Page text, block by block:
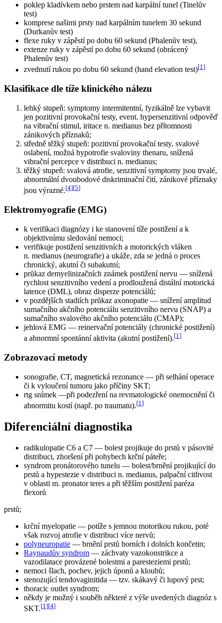
poklep kladívkem nebo prstem nad karpální tunel (Tinelův
test)
komprese našimi prsty nad karpálním tunelem 30 sekund
(Durkanův test)
flexe ruky v zápěstí po dobu 60 sekund (Phalenův test),
extenze ruky v zápěstí po dobu 60 sekund (obrácený
Phalenův test)
zvednutí rukou po dobu 60 sekund (hand elevation test)[1]
Klasifikace dle tíže klinického nálezu
lehký stupeň: symptomy intermitentní, fyzikálně lze vybavit
jen pozitivní provokační testy, event. hypersenzitivní odpověď
na vibrační stimul, iritace n. medianus bez přítomnosti
zánikových příznaků;
středně těžký stupeň: pozitivní provokační testy, svalové
oslabení, možná hypotrofie svaloviny thenaru, snížená
vibrační percepce v distribuci n. medianus;
těžký stupeň: svalová atrofie, senzitivní symptomy jsou trvalé,
abnormální dvoubodové diskriminační čití, zánikové příznaky
jsou výrazné.[4][5]
Elektromyografie (EMG)
k verifikaci diagnózy i ke stanovení tíže postižení a k
objektivnímu sledování nemoci;
verifikuje postižení senzitivních a motorických vláken
n. medianus (neurografie) a ukáže, zda se jedná o proces
chronický, akutní či subakutní;
průkaz demyelinizačních známek postižení nervu — snížená
rychlost senzitivního vedení a prodloužená distální motorická
latence (DML), obraz disperze potenciálů;
v pozdějších stadiích průkaz axonopatie — snížení amplitud
sumačního akčního potenciálu senzitivního nervu (SNAP) a
sumačního svalového akčního potenciálu (CMAP);
jehlová EMG — reinervační potenciály (chronické postižení)
a abnormní spontánní aktivita (akutní postižení).[1 ]
Zobrazovací metody
sonografie, CT, magnetická rezonance — při selhání operace
či k vyloučení tumoru jako příčiny SKT;
rtg snímek —při podezření na revmatologické onemocnění či
abnormitu kostí (např. po traumatu).[1 ]
Diferenciální diagnostika
radikulopatie C6 a C7 — bolest projikuje do prstů v pásovité
distribuci, zhoršení při pohybech krční páteře;
syndrom pronátorového tunelu — bolest/brnění projikující do
prstů a hypestezie v distribuci n. medianus, palpační citlivost
v oblasti m. pronator teres a při těžším postižení paréza
flexorů
prstů;
krční myelopatie — potíže s jemnou motorikou rukou, poté
však rozvoj atrofie v distribuci více nervů;
polyneuropatie — brnění prstů horních i dolních končetin;
Raynaudův syndrom — záchvaty vazokonstrikce a
vazodilatace provázené bolestmi a paresteziemi prstů;
nemoci šlach, pochev, jejich úponů a kloubů;
stenozující tendovaginitida — tzv. skákavý či lupový prst;
thoracic outlet syndrom;
někdy je možný i souběh některé z výše uvedených diagnóz s
SKT.[1 ][4]